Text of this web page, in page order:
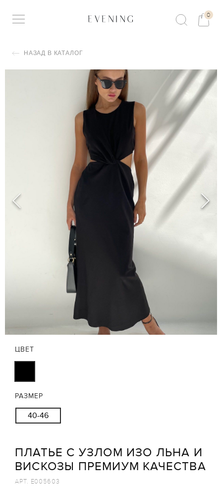
0
НАЗАД В КАТАЛОГ
ПЛАТЬЕ С УЗЛОМ ИЗО ЛЬНА И
ВИСКОЗЫ ПРЕМИУМ КАЧЕСТВА
АРТ. E005603
РАЗМЕР
40-46
ЦВЕТ